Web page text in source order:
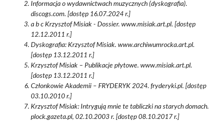
Informacja o wydawnictwach muzycznych (dyskografia).
discogs.com. [dostęp 16.07.2024 r.]
a b c Krzysztof Misiak - Dossier. www.misiak.art.pl. [dostęp
12.12.2011 r.]
Dyskografia: Krzysztof Misiak. www.archiwumrocka.art.pl.
[dostęp 13.12.2011 r.]
Krzysztof Misiak – Publikacje płytowe. www.misiak.art.pl.
[dostęp 13.12.2011 r.]
Członkowie Akademii – FRYDERYK 2024. fryderyki.pl. [dostęp
03.10.2010 r.]
Krzysztof Misiak: Intrygują mnie te tabliczki na starych domach.
plock.gazeta.pl, 02.10.2003 r. [dostęp 08.10.2017 r.]